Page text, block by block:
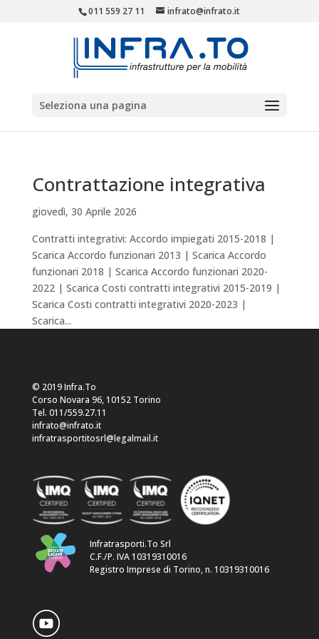
011 559 27 11 infrato@infrato.it
Seleziona una pagina
Contrattazione integrativa
giovedì, 30 Aprile 2026
Contratti integrativi: Accordo impiegati 2015-2018 |
Scarica Accordo funzionari 2013 | Scarica Accordo
funzionari 2018 | Scarica Accordo funzionari 2020-
2022 | Scarica Costi contratti integrativi 2015-2019 |
Scarica Costi contratti integrativi 2020-2023 |
Scarica...
© 2019 Infra.To
Corso Novara 96, 10152 Torino
Tel. 011/559.27.11
infrato@infrato.it
infratrasportitosrl@legalmail.it
Infratrasporti.To Srl
C.F./P. IVA 10319310016
Registro Imprese di Torino, n. 10319310016